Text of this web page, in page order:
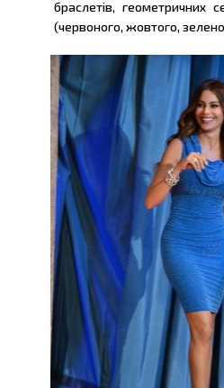
браслетів, геометричних
(червоного, жовтого,